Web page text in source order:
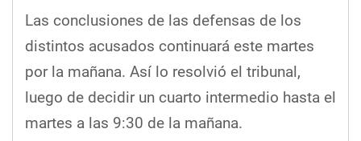
Las conclusiones de las defensas de los
distintos acusados continuará este martes
por la mañana. Así lo resolvió el tribunal,
luego de decidir un cuarto intermedio hasta el
martes a las 9:30 de la mañana.